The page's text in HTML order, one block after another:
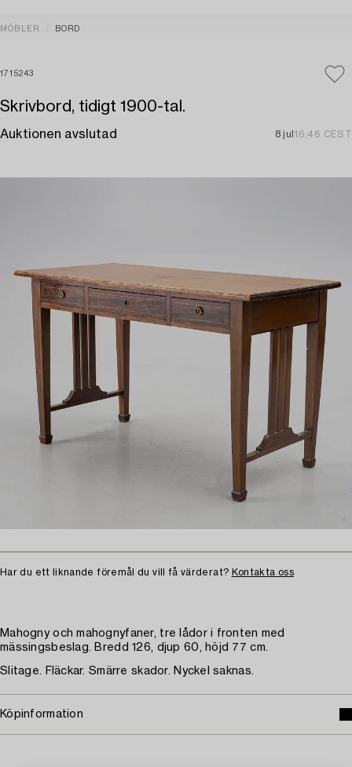
MÖBLER BORD
1715243
Skrivbord, tidigt 1900-tal.
Auktionen avslutad 8 jul 16:46 CEST
Har du ett liknande föremål du vill få värderat? Kontakta oss
Mahogny och mahognyfaner, tre lådor i fronten med
mässingsbeslag. Bredd 126, djup 60, höjd 77 cm.
Slitage. Fläckar. Smärre skador. Nyckel saknas.
Köpinformation